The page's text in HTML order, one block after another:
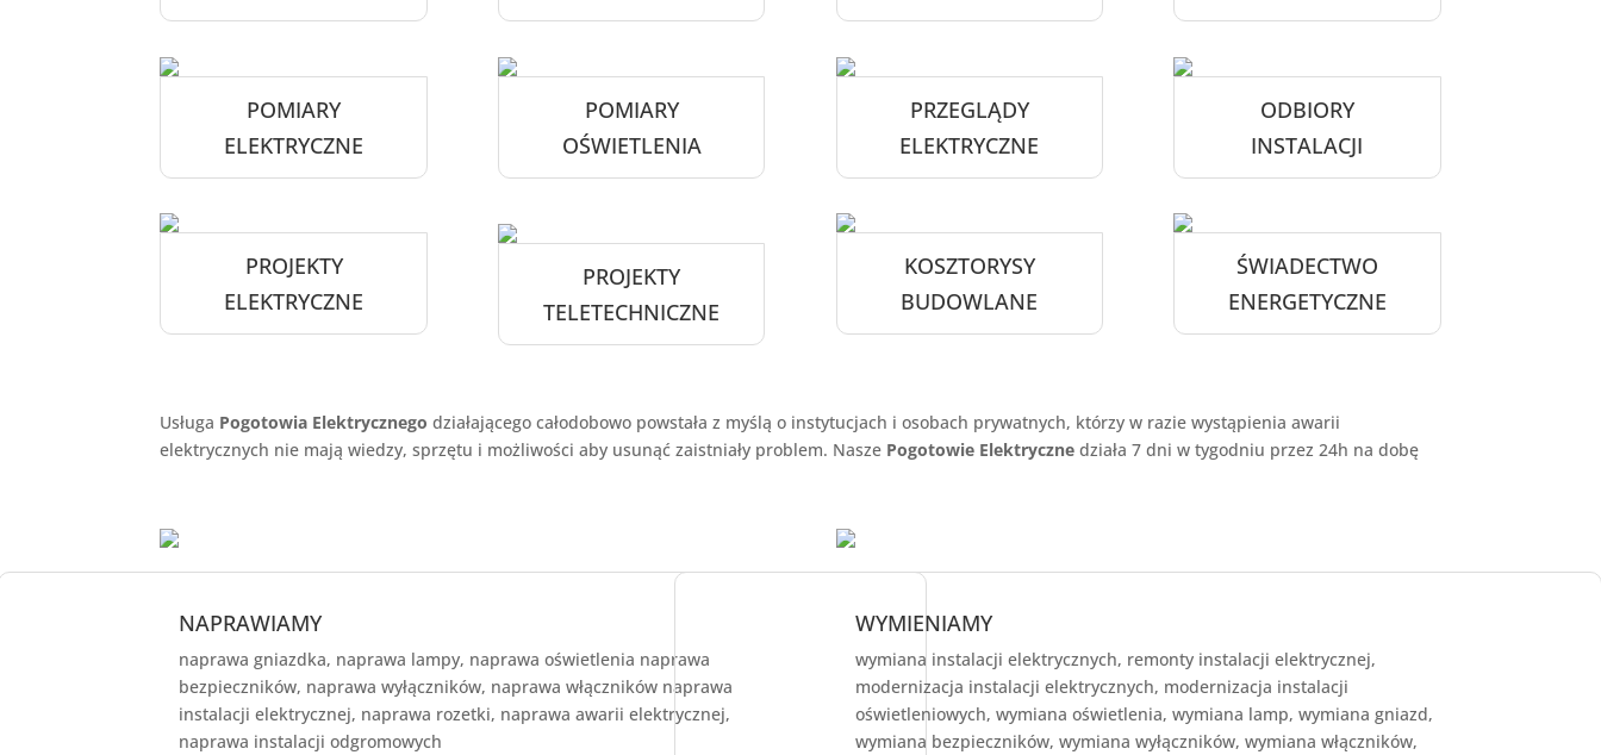
POMIARY
ELEKTRYCZNE
PROJEKTY
ELEKTRYCZNE
POMIARY
OŚWIETLENIA
PROJEKTY
TELETECHNICZNE
PRZEGLĄDY
ELEKTRYCZNE
KOSZTORYSY
BUDOWLANE
ODBIORY
INSTALACJI
ŚWIADECTWO
ENERGETYCZNE
Usługa Pogotowia Elektrycznegodziałającego całodobowo powstała z myślą o instytucjach i osobach prywatnych, którzy w razie wystąpienia awarii
elektrycznych nie mają wiedzy, sprzętu i możliwości aby usunąć zaistniały problem. Nasze Pogotowie Elektrycznedziała 7 dni w tygodniu przez 24h na dobę
NAPRAWIAMY
naprawa gniazdka, naprawa lampy, naprawa oświetlenia naprawa
bezpieczników, naprawa wyłączników, naprawa włączników naprawa
instalacji elektrycznej, naprawa rozetki, naprawa awarii elektrycznej,
naprawa instalacji odgromowych
WYMIENIAMY
wymiana instalacji elektrycznych, remonty instalacji elektrycznej,
modernizacja instalacji elektrycznych, modernizacja instalacji
oświetleniowych, wymiana oświetlenia, wymiana lamp, wymiana gniazd,
wymiana bezpieczników, wymiana wyłączników, wymiana włączników,